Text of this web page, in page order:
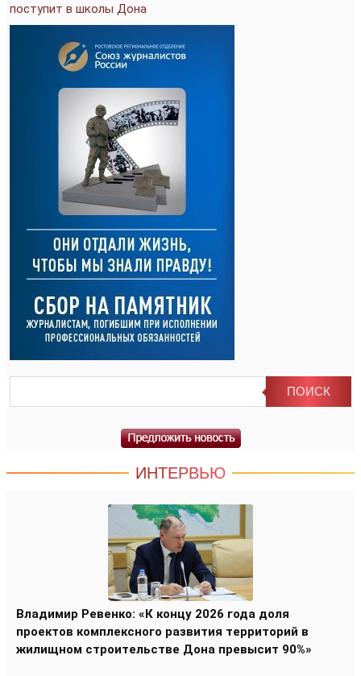
поступит в школы Дона
ИНТЕРВЬЮ
Владимир Ревенко: «К концу 2026 года доля
проектов комплексного развития территорий в
жилищном строительстве Дона превысит 90%»